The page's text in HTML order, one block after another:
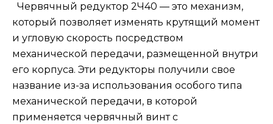
Червячный редуктор 2Ч40 — это механизм,
который позволяет изменять крутящий момент
и угловую скорость посредством
механической передачи, размещенной внутри
его корпуса. Эти редукторы получили свое
название из-за использования особого типа
механической передачи, в которой
применяется червячный винт с